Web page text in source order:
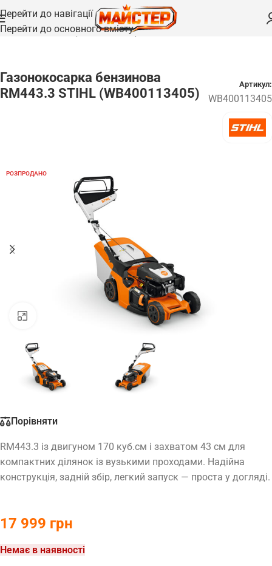
Перейти до навігації
Перейти до основного вмісту
Головна /Газонокосарки/Газонокосарки бензинові
Газонокосарка бензинова
RM443.3 STIHL (WB400113405)
Артикул:
WB400113405
РОЗПРОДАНО
Натисніть, щоб збільшити
Порівняти
RM443.3 із двигуном 170 куб.см і захватом 43 см для
компактних ділянок із вузькими проходами. Надійна
конструкція, задній збір, легкий запуск — проста у догляді.
17 999 грн
Немає в наявності